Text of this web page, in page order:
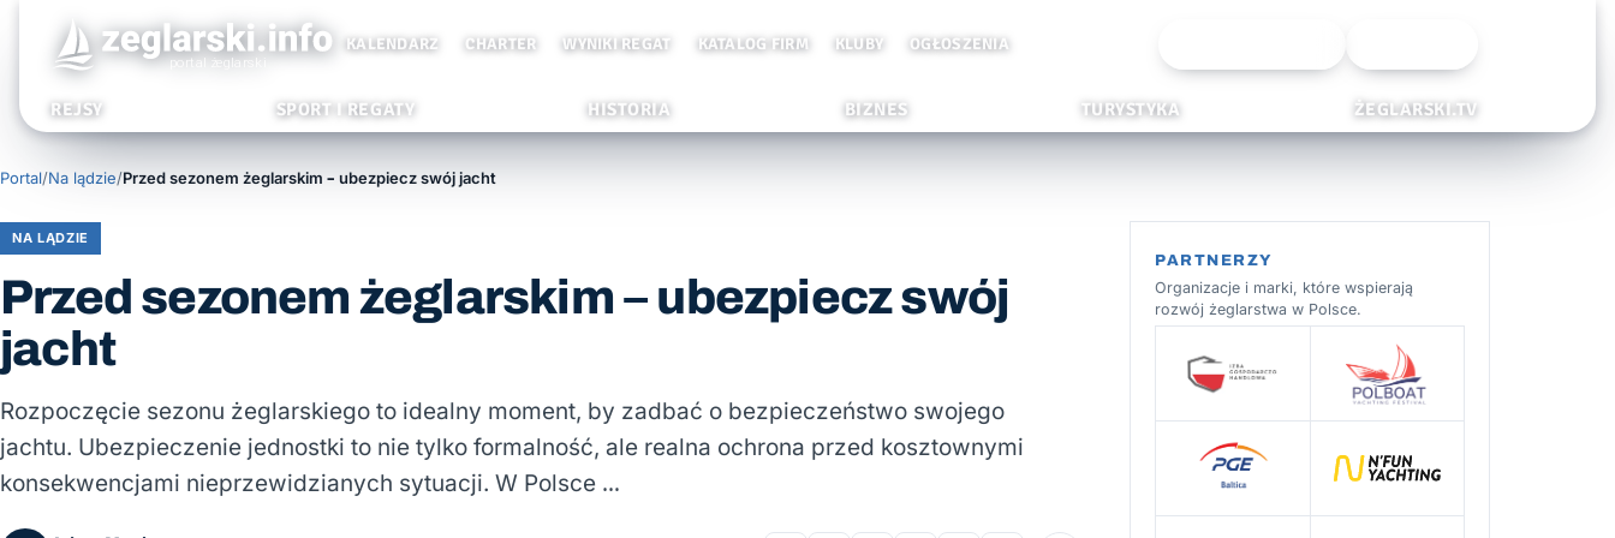
KALENDARZ CHARTER WYNIKI REGAT KATALOG FIRM KLUBY OGŁOSZENIA
REJSY SPORT I REGATY HISTORIA BIZNES TURYSTYKA ŻEGLARSKI.TV
Portal/Na lądzie/Przed sezonem żeglarskim – ubezpiecz swój jacht
NA LĄDZIE
Przed sezonem żeglarskim – ubezpiecz swój
jacht
Rozpoczęcie sezonu żeglarskiego to idealny moment, by zadbać o bezpieczeństwo swojego
jachtu. Ubezpieczenie jednostki to nie tylko formalność, ale realna ochrona przed kosztownymi
konsekwencjami nieprzewidzianych sytuacji. W Polsce …
PARTNERZY
Organizacje i marki, które wspierają
rozwój żeglarstwa w Polsce.